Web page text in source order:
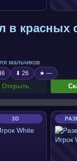
в красных
мальчиков
⬇ 26 ★ —
Открыть
3D